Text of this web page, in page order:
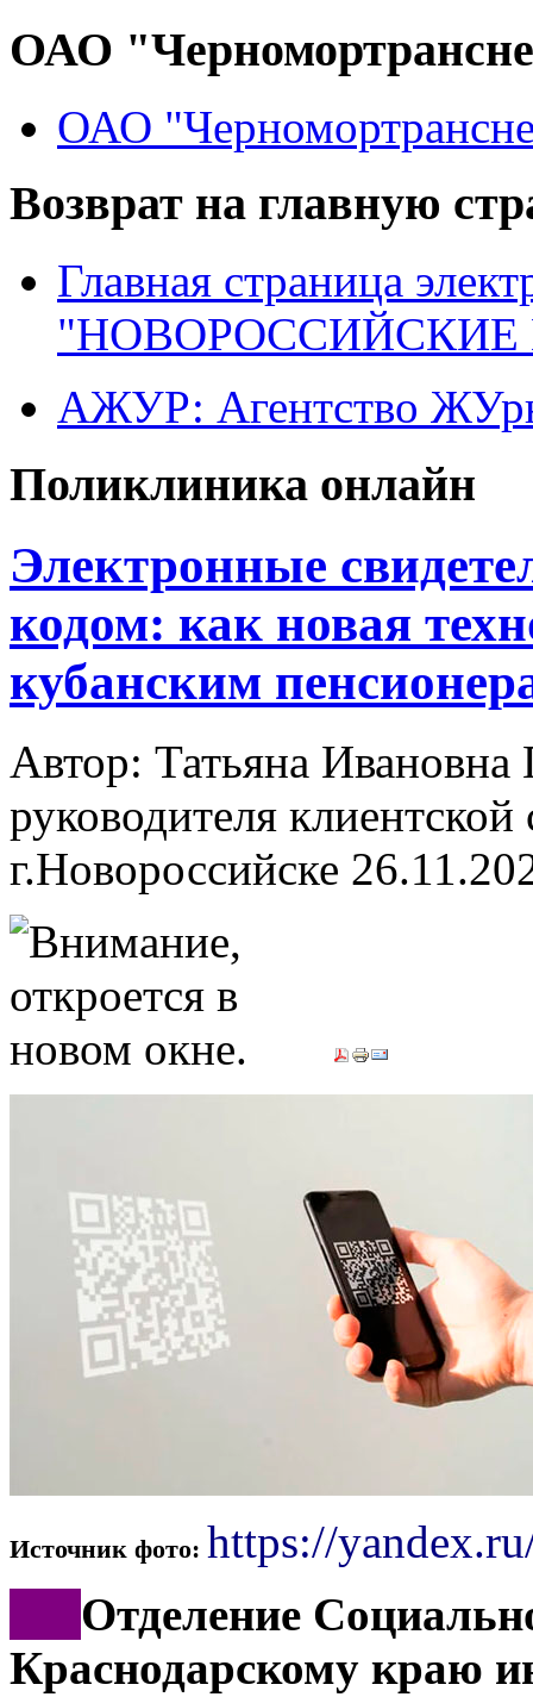
ОАО
ОАО
Возврат на главную
Главная страница
"НОВОРОССИЙСКИЕ
АЖУР: Агентство
Поликлиника онлайн
Электронные
кодом: как новая
кубанским
Автор: Татьяна
руководителя
г.Новороссийске
Источник фото: https://
Отделение
Краснодарскому краю